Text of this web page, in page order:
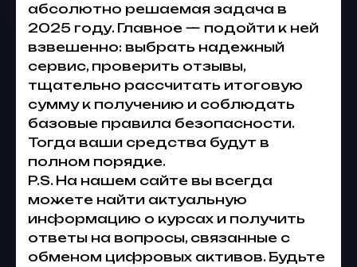
абсолютно решаемая задача в
2025 году. Главное — подойти к ней
взвешенно: выбрать надежный
сервис, проверить отзывы,
тщательно рассчитать итоговую
сумму к получению и соблюдать
базовые правила безопасности.
Тогда ваши средства будут в
полном порядке.
P.S. На нашем сайте вы всегда
можете найти актуальную
информацию о курсах и получить
ответы на вопросы, связанные с
обменом цифровых активов. Будьте